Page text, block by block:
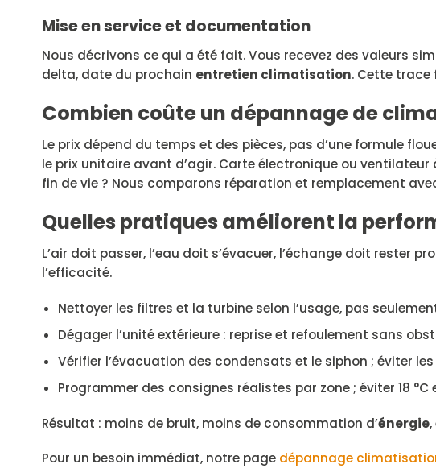
Mise en service et documentation
Nous décrivons ce qui a été fait. Vous recevez des valeurs
delta, date du prochain entretien climatisation. Cette trace
Combien coûte un dépannage de
Le prix dépend du temps et des pièces, pas d’une formule
le prix unitaire avant d’agir. Carte électronique ou
fin de vie ? Nous comparons réparation et remplacement
Quelles pratiques améliorent la
L’air doit passer, l’eau doit s’évacuer, l’échange doit rester
l’efficacité.
Nettoyer les filtres et la turbine selon l’usage, pas
Dégager l’unité extérieure : reprise et refoulement sans
Vérifier l’évacuation des condensats et le siphon ; éviter
Programmer des consignes réalistes par zone ; éviter 18 °C
Résultat : moins de bruit, moins de consommation d’énergie
Pour un besoin immédiat, notre page dépannage